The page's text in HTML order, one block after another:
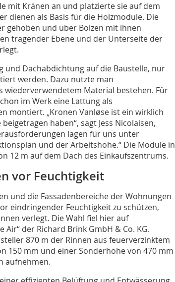
mit Kränen an und platzierte sie auf dem
dienen als Basis für die Holzmodule. Die
gehoben und über Bolzen mit ihnen
tragender Ebene und der Unterseite der
und Dachabdichtung auf die Baustelle, nur
werden. Dazu nutzte man
wiederverwendetem Material bestehen. Für
im Werk eine Lattung als
montiert. „Kronen Vanløse ist ein wirklich
haben“, sagt Jess Nicolaisen,
lagen für uns unter
und der Arbeitshöhe.“ Die Module in
12 m auf dem Dach des Einkaufszentrums.
vor Feuchtigkeit
und die Fassadenbereiche der Wohnungen
eindringender Feuchtigkeit zu schützen,
verlegt. Die Wahl fiel hier auf
Air“ der Richard Brink GmbH & Co. KG.
870 m der Rinnen aus feuerverzinktem
150 mm und einer Sonderhöhe von 470 mm
aufnehmen.